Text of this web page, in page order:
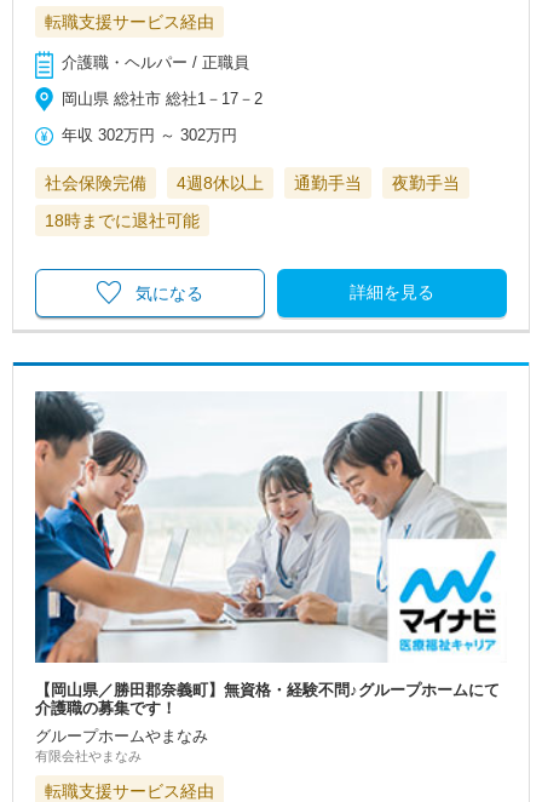
転職支援サービス経由
介護職・ヘルパー / 正職員
岡山県 総社市 総社1－17－2
年収 302万円 ～302万円
社会保険完備 4週8休以上 通勤手当
夜勤手当
18時までに退社可能
詳細を見る
気になる
【岡山県／勝田郡奈義町】無資格・経験不問♪グループホームにて
介護職の募集です！
グループホームやまなみ
有限会社やまなみ
転職支援サービス経由